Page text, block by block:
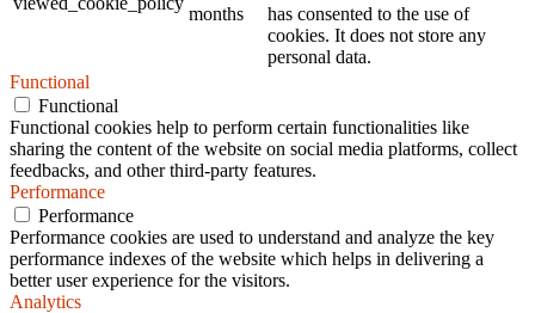
months
has consented to the use of
cookies. It does not store any
personal data.
Functional
Functional
Functional cookies help to perform certain functionalities like
sharing the content of the website on social media platforms, collect
feedbacks, and other third-party features.
Performance
Performance
Performance cookies are used to understand and analyze the key
performance indexes of the website which helps in delivering a
better user experience for the visitors.
Analytics